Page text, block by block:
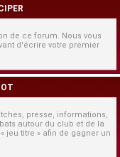
de ce forum. Nous vous
d'écrire votre premier
presse, informations,
autour du club et de la
jeu titre » afin de gagner un